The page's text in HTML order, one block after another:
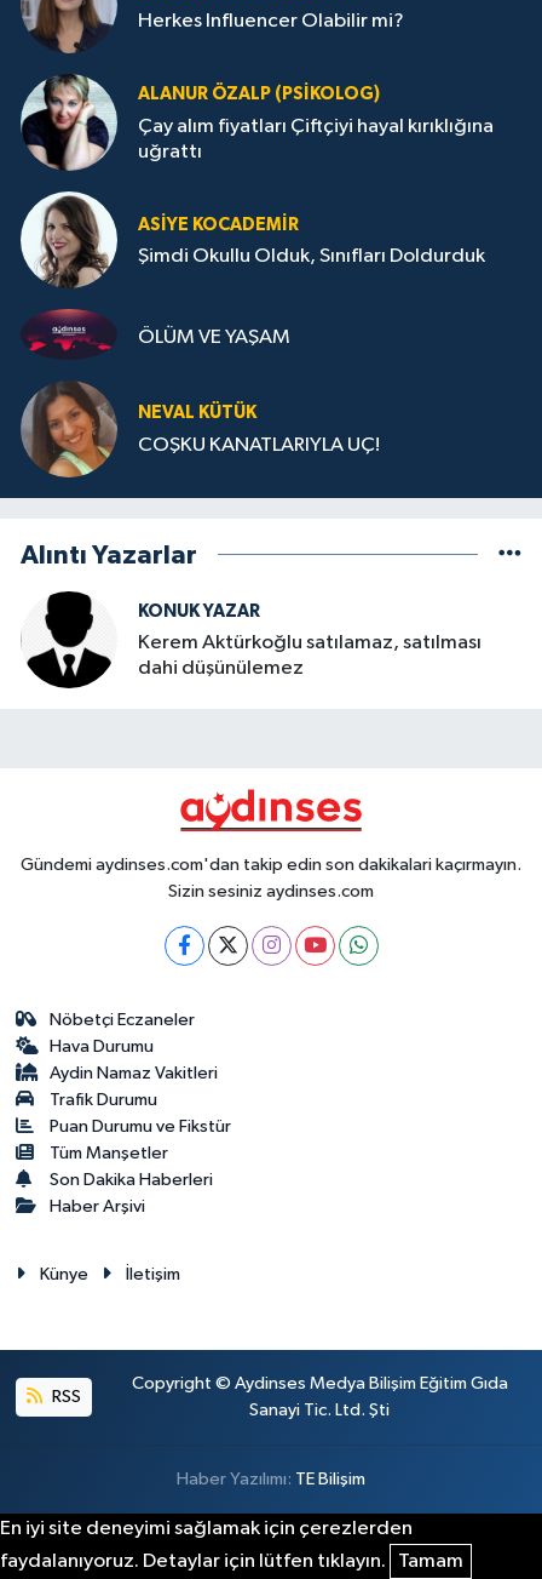
Herkes Influencer Olabilir mi?
ALANUR ÖZALP (PSIKOLOG)
Çay alım fiyatları Çiftçiyi hayal kırıklığına
uğrattı
ASIYE KOCADEMİR
Şimdi Okullu Olduk, Sınıfları Doldurduk
ÖLÜM VE YAŞAM
NEVAL KÜTÜK
COŞKU KANATLARIYLA UÇ!
Alıntı Yazarlar
KONUK YAZAR
Kerem Aktürkoğlu satılamaz, satılması
dahi düşünülemez
Gündemi aydinses.com'dan takip edin son dakikalari kaçırmayın.
Sizin sesiniz aydinses.com
Nöbetçi Eczaneler
Hava Durumu
Aydin Namaz Vakitleri
Trafik Durumu
Puan Durumu ve Fikstür
Tüm Manşetler
Son Dakika Haberleri
Haber Arşivi
Künye İletişim
RSS
Copyright © Aydinses Medya Bilişim Eğitim Gıda
Sanayi Tic. Ltd. Şti
Haber Yazılımı: TE Bilişim
En iyi site deneyimi sağlamak için çerezlerden
faydalanıyoruz. Detaylar için lütfen tıklayın.
Tamam